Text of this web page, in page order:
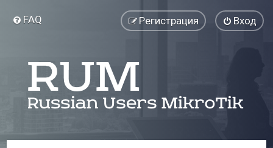
FAQ Вход
Регистрация